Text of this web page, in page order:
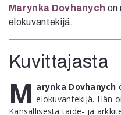
Marynka Dovhanych on
elokuvantekijä.
Kuvittajasta
M arynka Dovhanych
elokuvantekijä. Hän
Kansallisesta taide- ja